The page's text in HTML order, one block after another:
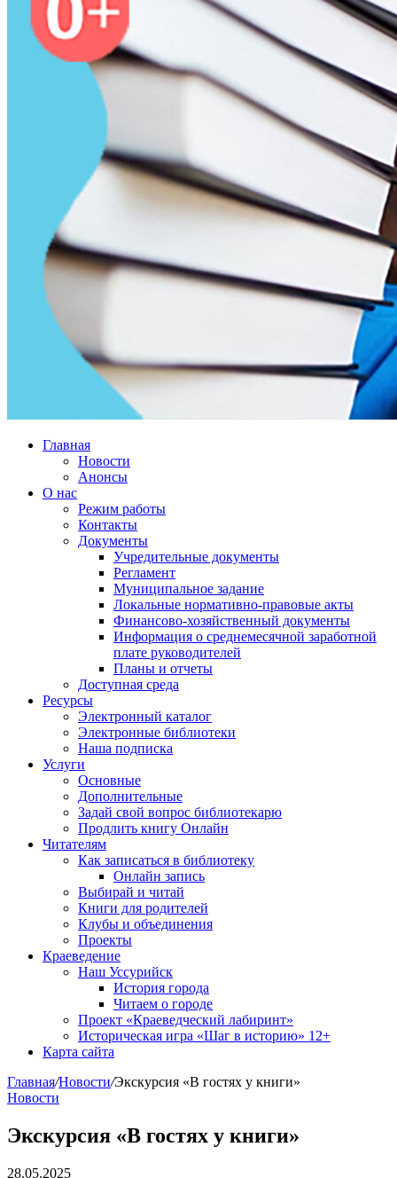
Главная
Новости
Анонсы
О нас
Режим работы
Контакты
Документы
Учредительные документы
Регламент
Муниципальное задание
Локальные нормативно-правовые акты
Финансово-хозяйственный документы
Информация о среднемесячной заработной
плате руководителей
Планы и отчеты
Доступная среда
Ресурсы
Электронный каталог
Электронные библиотеки
Наша подписка
Услуги
Основные
Дополнительные
Задай свой вопрос библиотекарю
Продлить книгу Онлайн
Читателям
Как записаться в библиотеку
Онлайн запись
Выбирай и читай
Книги для родителей
Клубы и объединения
Проекты
Краеведение
Наш Уссурийск
История города
Читаем о городе
Проект «Краеведческий лабиринт»
Историческая игра «Шаг в историю» 12+
Карта сайта
Главная/Новости/Экскурсия «В гостях у книги»
Новости
Экскурсия «В гостях у книги»
28.05.2025